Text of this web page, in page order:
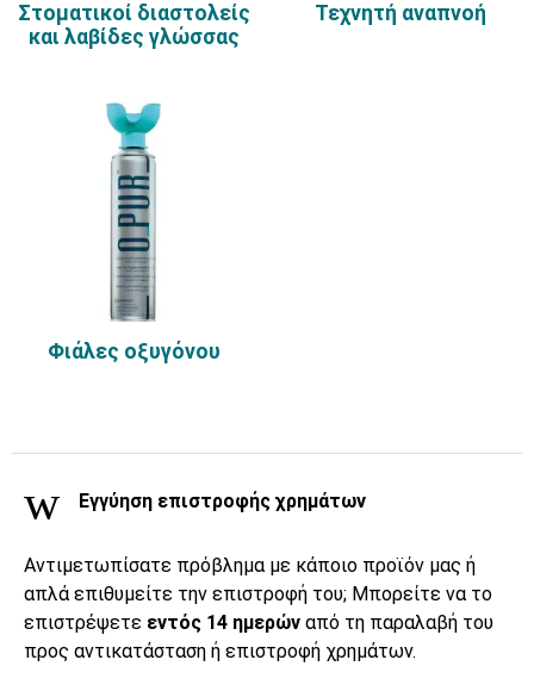
Στοματικοί διαστολείς
και λαβίδες γλώσσας
Τεχνητή αναπνοή
Φιάλες οξυγόνου
Εγγύηση επιστροφής χρημάτων
Αντιμετωπίσατε πρόβλημα με κάποιο προϊόν μας ή
απλά επιθυμείτε την επιστροφή του; Μπορείτε να το
επιστρέψετε εντός 14 ημερών από τη παραλαβή του
προς αντικατάσταση ή επιστροφή χρημάτων.